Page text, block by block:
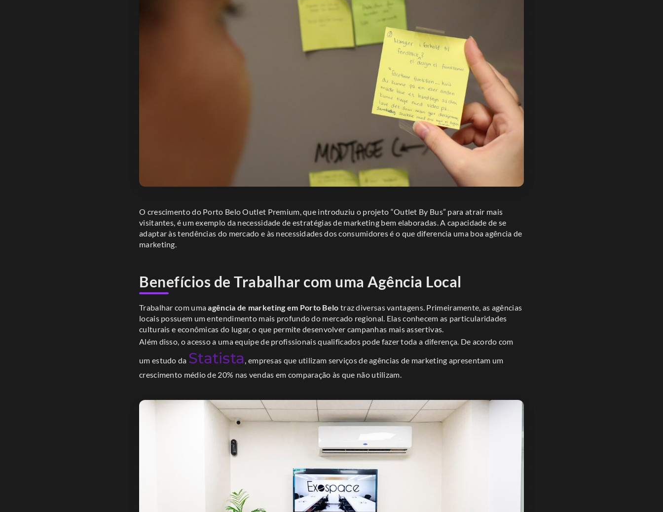
O crescimento do Porto Belo Outlet Premium, que introduziu o projeto “Outlet By Bus” para atrair mais
visitantes, é um exemplo da necessidade de estratégias de marketing bem elaboradas. A capacidade de se
adaptar às tendências do mercado e às necessidades dos consumidores é o que diferencia uma boa agência de
marketing.
Benefícios de Trabalhar com uma Agência Local
Trabalhar com umaagência de marketing em Porto Belo traz diversas vantagens. Primeiramente, as agências
locais possuem um entendimento mais profundo do mercado regional. Elas conhecem as particularidades
culturais e econômicas do lugar, o que permite desenvolver campanhas mais assertivas.
Além disso, o acesso a uma equipe de profissionais qualificados pode fazer toda a diferença. De acordo com
um estudo da Statista, empresas que utilizam serviços de agências de marketing apresentam um
crescimento médio de 20% nas vendas em comparação às que não utilizam.